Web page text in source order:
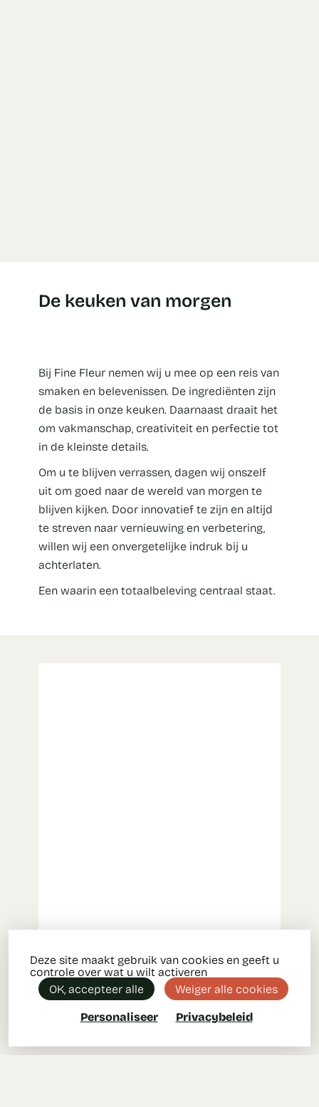
De keuken van morgen
Bij Fine Fleur nemen wij u mee op een reis van
smaken en belevenissen. De ingrediënten zijn
de basis in onze keuken. Daarnaast draait het
om vakmanschap, creativiteit en perfectie tot
in de kleinste details.
Om u te blijven verrassen, dagen wij onszelf
uit om goed naar de wereld van morgen te
blijven kijken. Door innovatief te zijn en altijd
te streven naar vernieuwing en verbetering,
willen wij een onvergetelijke indruk bij u
achterlaten.
Een waarin een totaalbeleving centraal staat.
Deze site maakt gebruik van cookies en geeft u
controle over wat u wilt activeren
OK, accepteer alle
Weiger alle cookies
Personaliseer Privacybeleid